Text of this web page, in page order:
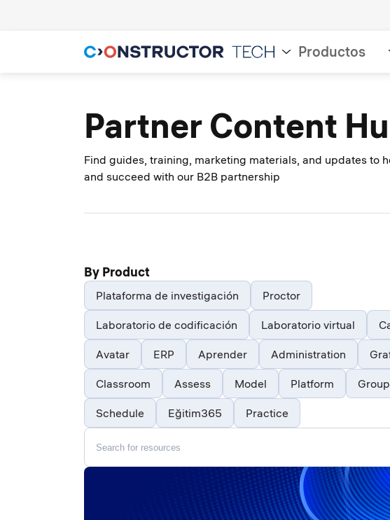
Productos
Partner Content
Find guides, training, marketing materials, and updates to
and succeed with our B2B partnership
By Product
Plataforma de investigación Proctor
Laboratorio de codificación Laboratorio virtual
Avatar ERP Aprender Administration
Classroom Assess Model Platform
Schedule Eğitim365 Practice